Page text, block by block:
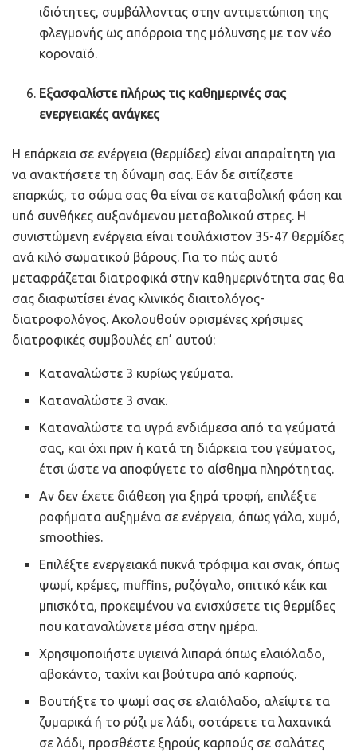
ιδιότητες, συμβάλλοντας στην αντιμετώπιση της
φλεγμονής ως απόρροια της μόλυνσης με τον νέο
κοροναϊό.
Εξασφαλίστε πλήρως τις καθημερινές σας
ενεργειακές ανάγκες
Η επάρκεια σε ενέργεια (θερμίδες) είναι απαραίτητη για
να ανακτήσετε τη δύναμη σας. Εάν δε σιτίζεστε
επαρκώς, το σώμα σας θα είναι σε καταβολική φάση και
υπό συνθήκες αυξανόμενου μεταβολικού στρες. Η
συνιστώμενη ενέργεια είναι τουλάχιστον 35-47 θερμίδες
ανά κιλό σωματικού βάρους. Για το πώς αυτό
μεταφράζεται διατροφικά στην καθημερινότητα σας θα
σας διαφωτίσει ένας κλινικός διαιτολόγος-
διατροφολόγος. Ακολουθούν ορισμένες χρήσιμες
διατροφικές συμβουλές επ’ αυτού:
Καταναλώστε 3 κυρίως γεύματα.
Καταναλώστε 3 σνακ.
Καταναλώστε τα υγρά ενδιάμεσα από τα γεύματά
σας, και όχι πριν ή κατά τη διάρκεια του γεύματος,
έτσι ώστε να αποφύγετε το αίσθημα πληρότητας.
Αν δεν έχετε διάθεση για ξηρά τροφή, επιλέξτε
ροφήματα αυξημένα σε ενέργεια, όπως γάλα, χυμό,
smoothies.
Επιλέξτε ενεργειακά πυκνά τρόφιμα και σνακ, όπως
ψωμί, κρέμες, muffins, ρυζόγαλο, σπιτικό κέικ και
μπισκότα, προκειμένου να ενισχύσετε τις θερμίδες
που καταναλώνετε μέσα στην ημέρα.
Χρησιμοποιήστε υγιεινά λιπαρά όπως ελαιόλαδο,
αβοκάντο, ταχίνι και βούτυρα από καρπούς.
Βουτήξτε το ψωμί σας σε ελαιόλαδο, αλείψτε τα
ζυμαρικά ή το ρύζι με λάδι, σοτάρετε τα λαχανικά
σε λάδι, προσθέστε ξηρούς καρπούς σε σαλάτες